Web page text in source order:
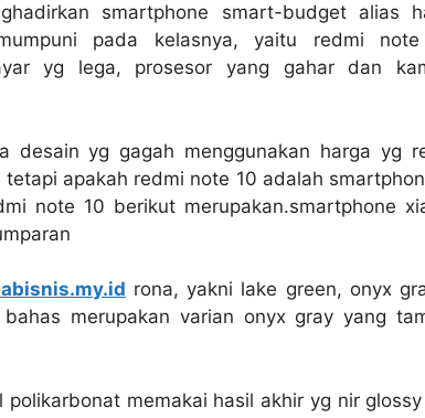
smartphone smart-budget alias
pada kelasnya, yaitu redmi
yg lega, prosesor yang gahar dan
desain yg gagah menggunakan harga yg
apakah redmi note 10 adalah
note 10 berikut merupakan.smartphone
rona, yakni lake green, onyx
merupakan varian onyx gray yang
memakai hasil akhir yg nir